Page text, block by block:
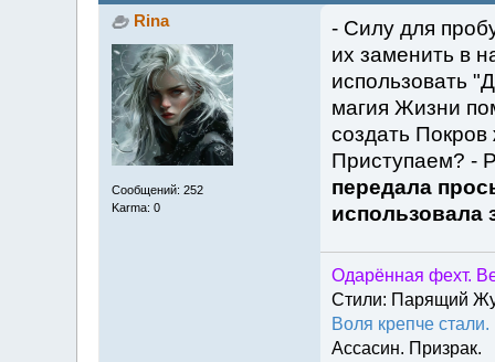
Rina
Сообщений: 252
Karma: 0
- Силу для
их заменить в
использовать
магия Жизни
создать
Приступаем? -
передала
использовала
Одарённая фехт.
Стили: Парящий
Воля крепче
Ассасин. Призрак.